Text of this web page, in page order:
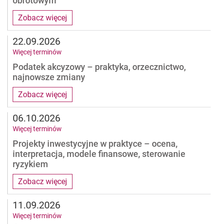
Zobacz więcej
Zobacz więcej
Podatek akcyzowy – praktyka, orzecznictwo,
najnowsze zmiany
22.09.2026
Więcej terminów
Zobacz więcej
Projekty inwestycyjne w praktyce – ocena,
interpretacja, modele finansowe, sterowanie
ryzykiem
06.10.2026
Więcej terminów
11.09.2026
Więcej terminów